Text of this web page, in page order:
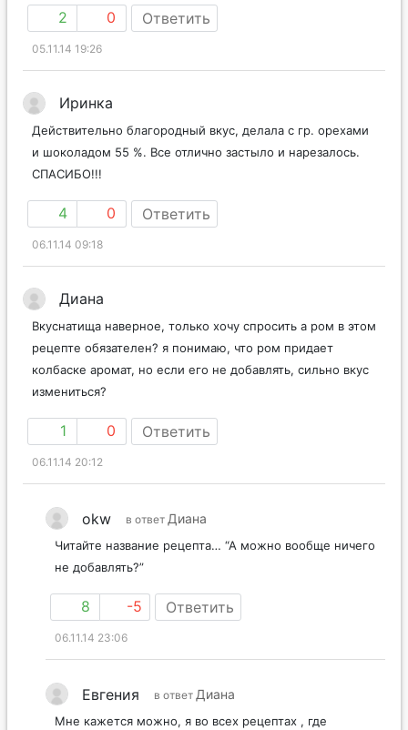
2 0 Ответить
05.11.14 19:26
Иринка
Действительно благородный вкус, делала с гр. орехами
и шоколадом 55 %. Все отлично застыло и нарезалось.
СПАСИБО!!!
4 0 Ответить
06.11.14 09:18
Диана
Вкуснатища наверное, только хочу спросить а ром в этом
рецепте обязателен? я понимаю, что ром придает
колбаске аромат, но если его не добавлять, сильно вкус
измениться?
1 0 Ответить
06.11.14 20:12
okw в ответ Диана
Читайте название рецепта… “А можно вообще ничего
не добавлять?”
8 -5 Ответить
06.11.14 23:06
Евгения в ответ Диана
Мне кажется можно, я во всех рецептах , где